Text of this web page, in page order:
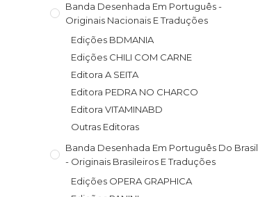
Banda Desenhada Em Português -
Originais Nacionais E Traduções
Edições BDMANIA
Edições CHILI COM CARNE
Editora A SEITA
Editora PEDRA NO CHARCO
Editora VITAMINABD
Outras Editoras
Banda Desenhada Em Português Do Brasil
- Originais Brasileiros E Traduções
Edições OPERA GRAPHICA